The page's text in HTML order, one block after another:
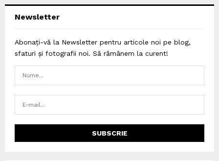
Newsletter
Abonați-vă la Newsletter pentru articole noi pe blog,
sfaturi și fotografii noi. Să rămânem la curent!